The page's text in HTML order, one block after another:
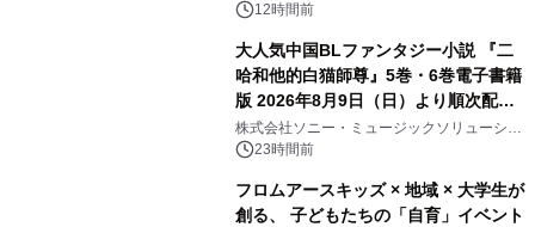
12時間前
大人気中国BLファンタジー小説 『二
哈和他的白猫師尊』5巻・6巻電子書籍
版 2026年8月9日（日）より順次配信
開始
株式会社ソニー・ミュージックソリューショ
ンズ23時間前
フロムアースキッズ × 地域 × 大学生が
創る、 子どもたちの「自育」イベント